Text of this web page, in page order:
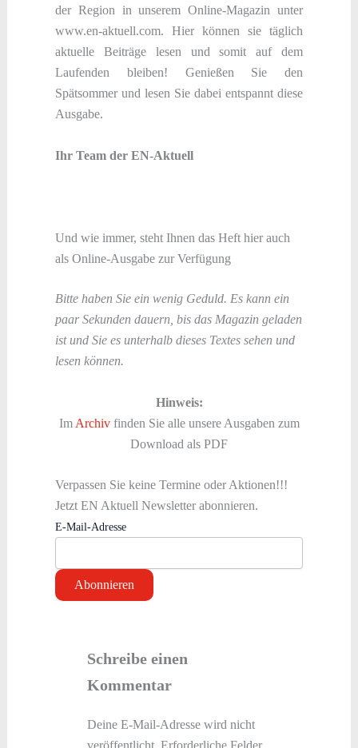
der Region in unserem Online-Magazin unter
www.en-aktuell.com. Hier können sie täglich
aktuelle Beiträge lesen und somit auf dem
Laufenden bleiben! Genießen Sie den
Spätsommer und lesen Sie dabei entspannt diese
Ausgabe.
Ihr Team der EN-Aktuell
Und wie immer, steht Ihnen das Heft hier auch
als Online-Ausgabe zur Verfügung
Bitte haben Sie ein wenig Geduld. Es kann ein
paar Sekunden dauern, bis das Magazin geladen
ist und Sie es unterhalb dieses Textes sehen und
lesen können.
Hinweis:
Im Archivfinden Sie alle unsere Ausgaben zum
Download als PDF
Verpassen Sie keine Termine oder Aktionen!!!
Jetzt EN Aktuell Newsletter abonnieren.
E-Mail-Adresse
Schreibe einen
Kommentar
Deine E-Mail-Adresse wird nicht